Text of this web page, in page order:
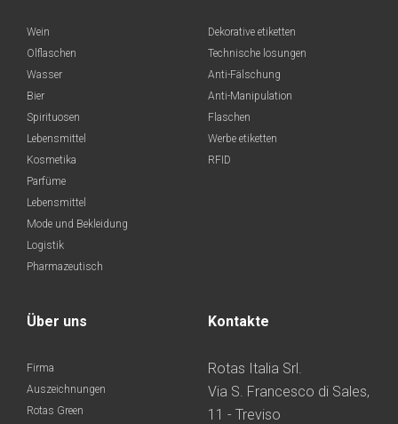
Wein
Olflaschen
Wasser
Bier
Spirituosen
Lebensmittel
Kosmetika
Parfüme
Lebensmittel
Mode und Bekleidung
Logistik
Pharmazeutisch
Dekorative etiketten
Technische losungen
Anti-Fälschung
Anti-Manipulation
Flaschen
Werbe etiketten
RFID
Über uns
Firma
Auszeichnungen
Rotas Green
Kontakte
Rotas Italia Srl.
Via S. Francesco di Sales,
11 - Treviso